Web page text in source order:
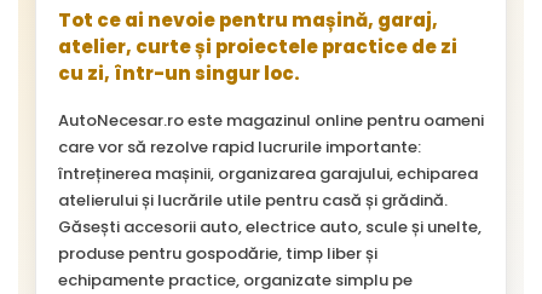
Tot ce ai nevoie pentru mașină, garaj,
atelier, curte și proiectele practice de zi
cu zi, într-un singur loc.
AutoNecesar.ro este magazinul online pentru oameni
care vor să rezolve rapid lucrurile importante:
întreținerea mașinii, organizarea garajului, echiparea
atelierului și lucrările utile pentru casă și grădină.
Găsești accesorii auto, electrice auto, scule și unelte,
produse pentru gospodărie, timp liber și
echipamente practice, organizate simplu pe